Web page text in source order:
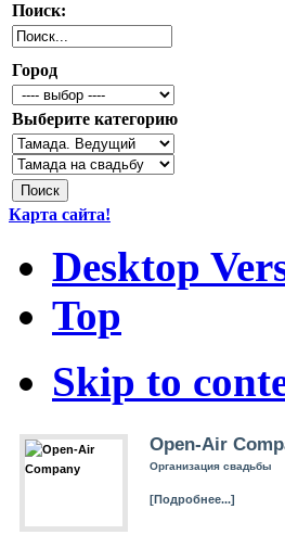
Поиск:
Город
Выберите категорию
Карта сайта!
Desktop
Top
Skip to
Open-Air
Организация свадьбы
[Подробнее...]